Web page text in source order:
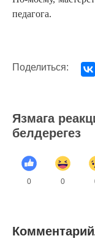
педагога.
Поделиться:
Язмага
белдерегез
0 0